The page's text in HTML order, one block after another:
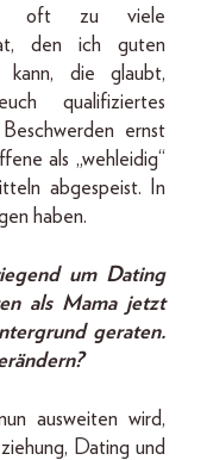
oft zu viele
den ich guten
kann, die glaubt,
qualifiziertes
ernst
als „wehleidig“
abgespeist. In
haben.
um Dating
als Mama jetzt
geraten.
ausweiten wird,
Dating und